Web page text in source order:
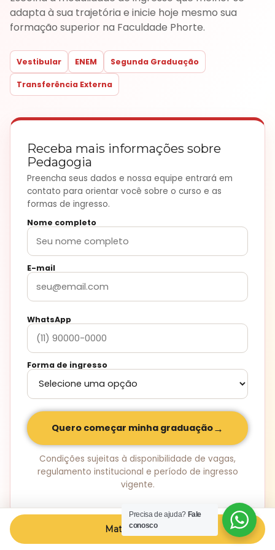
adapta à sua trajetória e inicie hoje mesmo sua
formação superior na Faculdade Phorte.
Vestibular ENEM Segunda Graduação
Transferência Externa
Receba mais informações sobre
Pedagogia
Preencha seus dados e nossa equipe entrará em
contato para orientar você sobre o curso e as
formas de ingresso.
Nome completo
E-mail
WhatsApp
Forma de ingresso
Quero começar minha graduação→
Condições sujeitas à disponibilidade de vagas,
regulamento institucional e período de ingresso
vigente.
Matricule-se
Precisa de ajuda?Fale
conosco